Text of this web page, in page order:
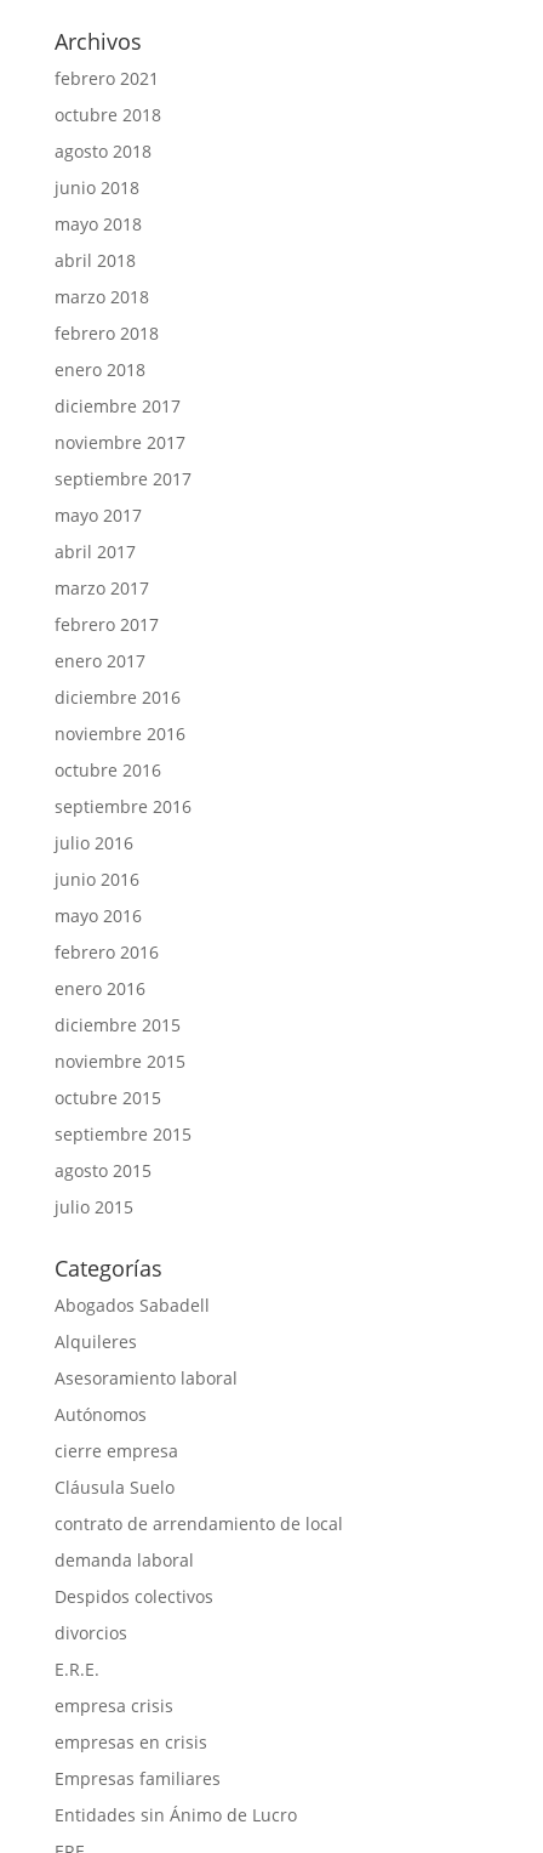
Archivos
febrero 2021
octubre 2018
agosto 2018
junio 2018
mayo 2018
abril 2018
marzo 2018
febrero 2018
enero 2018
diciembre 2017
noviembre 2017
septiembre 2017
mayo 2017
abril 2017
marzo 2017
febrero 2017
enero 2017
diciembre 2016
noviembre 2016
octubre 2016
septiembre 2016
julio 2016
junio 2016
mayo 2016
febrero 2016
enero 2016
diciembre 2015
noviembre 2015
octubre 2015
septiembre 2015
agosto 2015
julio 2015
Categorías
Abogados Sabadell
Alquileres
Asesoramiento laboral
Autónomos
cierre empresa
Cláusula Suelo
contrato de arrendamiento de local
demanda laboral
Despidos colectivos
divorcios
E.R.E.
empresa crisis
empresas en crisis
Empresas familiares
Entidades sin Ánimo de Lucro